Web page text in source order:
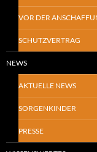
VOR DER
SCHUTZVERTRAG
NEWS
AKTUELLE NEWS
SORGENKINDER
PRESSE